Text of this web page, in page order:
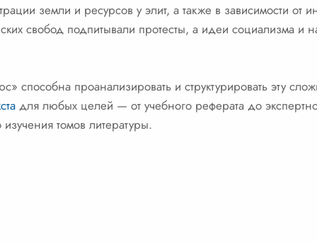
земли и ресурсов у элит, а также в зависимости от
свобод подпитывали протесты, а идеи социализма и
способна проанализировать и структурировать эту
для любых целей — от учебного реферата до
изучения томов литературы.